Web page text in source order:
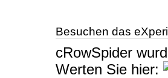
Besuchen das
cRowSpider
Werten Sie hier: